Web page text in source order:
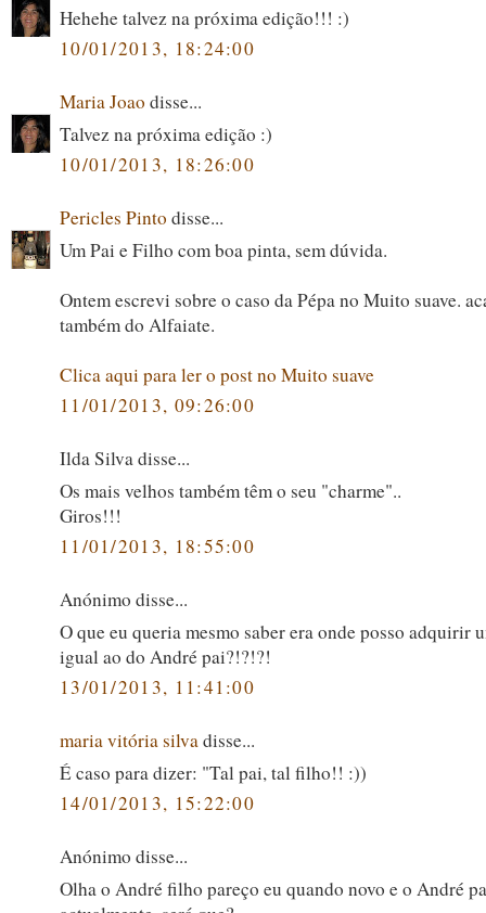
Hehehe talvez na próxima edição!!! :)
10/01/2013, 18:24:00
Maria Joao disse...
Talvez na próxima edição :)
10/01/2013, 18:26:00
Pericles Pinto disse...
Um Pai e Filho com boa pinta, sem dúvida.
Ontem escrevi sobre o caso da Pépa no Muito suave.
também do Alfaiate.
Clica aqui para ler o post no Muito suave
11/01/2013, 09:26:00
Ilda Silva disse...
Os mais velhos também têm o seu "charme"..
Giros!!!
11/01/2013, 18:55:00
Anónimo disse...
O que eu queria mesmo saber era onde posso adquirir
igual ao do André pai?!?!?!
13/01/2013, 11:41:00
maria vitória silvadisse...
É caso para dizer: "Tal pai, tal filho!! :))
14/01/2013, 15:22:00
Anónimo disse...
Olha o André filho pareço eu quando novo e o André